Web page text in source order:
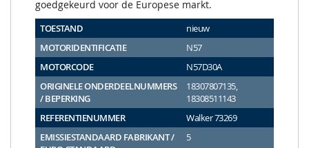
goedgekeurd voor de Europese markt.
TOESTAND
nieuw
MOTORIDENTIFICATIE
N57
MOTORCODE
N57D30A
ORIGINELE ONDERDEELNUMMERS
/ BEPERKING
18307807135,
18308511143
REFERENTIENUMMER
Walker 73269
EMISSIESTANDAARD FABRIKANT /
5